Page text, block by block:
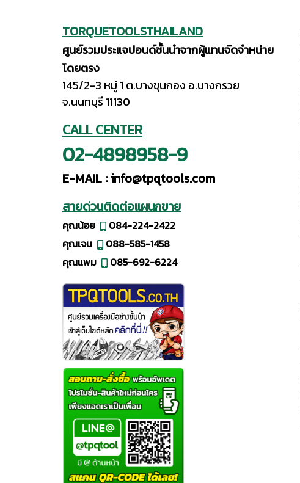
TORQUETOOLSTHAILAND
ศูนย์รวมประแจปอนด์ชั้นนำจากผู้แทนจัดจำหน่าย
โดยตรง
145/2-3 หมู่ 1 ต.บางขุนกอง อ.บางกรวย
จ.นนทบุรี 11130
CALL CENTER
02-4898958-9
E-MAIL :info@tpqtools.com
สายด่วนติดต่อแผนกขาย
คุณน้อย
084-224-2422
คุณเจน
088-585-1458
คุณแพม
085-692-6224